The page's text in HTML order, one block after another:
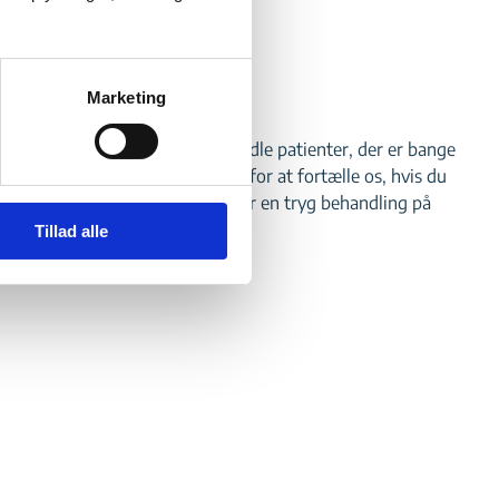
Marketing
Tillad alle
tandlægeskræk
har stor erfaring med at behandle patienter, der er bange
skal du heller ikke være nervøs for at fortælle os, hvis du
os god tid til dig og sørger for en tryg behandling på